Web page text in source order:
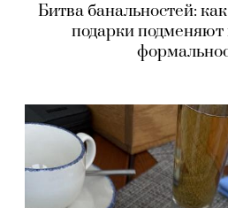
Битва банальностей:
подарки подменяют